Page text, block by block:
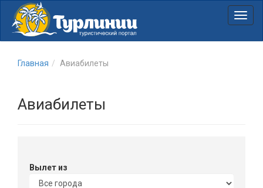
Главная Авиабилеты
Авиабилеты
Вылет из